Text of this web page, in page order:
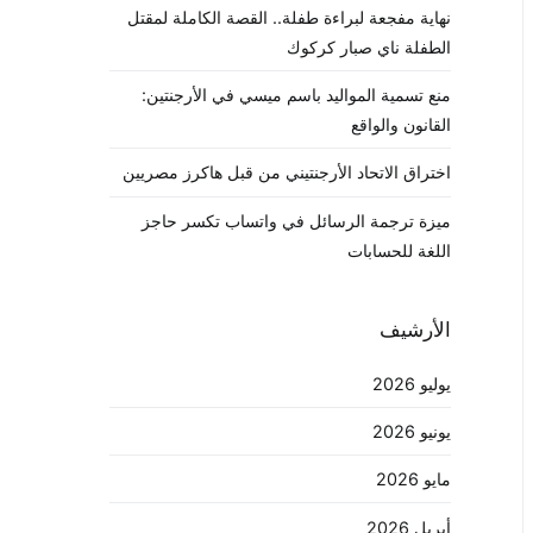
نهاية مفجعة لبراءة طفلة.. القصة الكاملة لمقتل
الطفلة ناي صبار كركوك
منع تسمية المواليد باسم ميسي في الأرجنتين:
القانون والواقع
اختراق الاتحاد الأرجنتيني من قبل هاكرز مصريين
ميزة ترجمة الرسائل في واتساب تكسر حاجز
اللغة للحسابات
الأرشيف
يوليو 2026
يونيو 2026
مايو 2026
أبريل 2026